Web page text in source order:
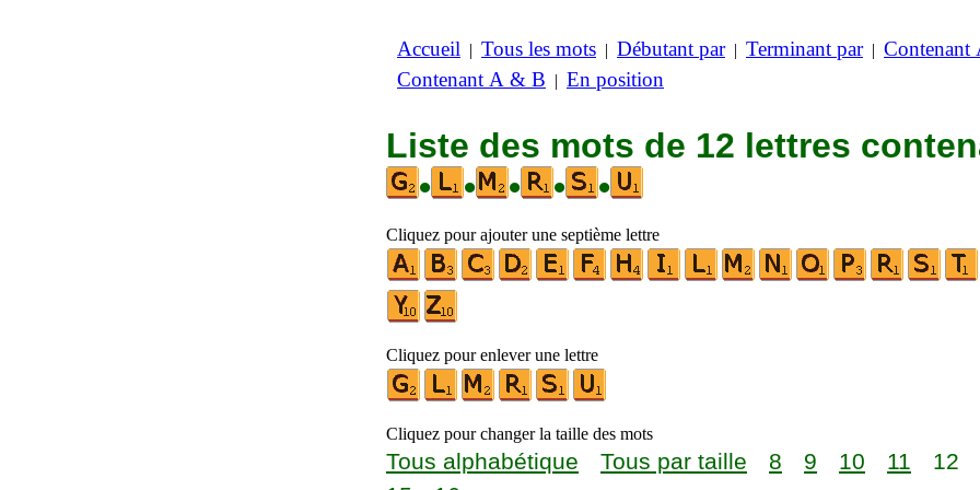
Accueil | Tous les mots | Débutant par| Terminant par| Contenant
Contenant A & B | En position
Liste des mots de 12 lettres
•
• • • •
Cliquez pour ajouter une septième lettre
Cliquez pour enlever une lettre
Cliquez pour changer la taille des mots
Tous alphabétique Tous par taille 8 9 10 11 12